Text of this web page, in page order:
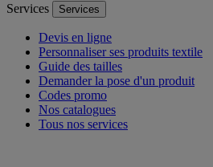
Services Services
Devis en ligne
Personnaliser ses produits textile
Guide des tailles
Demander la pose d'un produit
Codes promo
Nos catalogues
Tous nos services